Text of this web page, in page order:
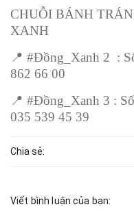
CHUỖI BÁNH
XANH
📍 #Đồng_Xanh 2 :
862 66 00
📍 #Đồng_Xanh 3 :
035 539 45 39
Chia sẻ:
Viết bình luận của bạn: